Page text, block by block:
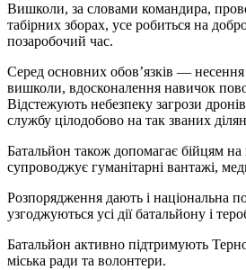
Вишколи, за словами командира,
табірних зборах, усе робиться на
позаробочий час.
Серед основних обов’язків —
вишколи, вдосконалення навичок
Відстежують небезпеку загрози
службу цілодобово на так званих
Батальйон також допомагає бійцям
супроводжує гуманітарні вантажі,
Розпорядження дають і національна
узгоджуються усі дії батальйону і
Батальйон активно підтримують
міська ради та волонтери.